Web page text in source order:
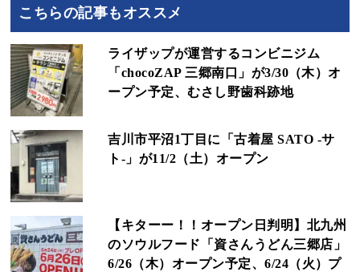
こちらの記事もオススメ
ライザップが運営するコンビニジム
「chocoZAP 三郷南口」が3/30（木）オ
ープン予定、むさし野歯科跡地
吉川市平沼1丁目に「古着屋 SATO -サ
ト-」が11/2（土）オープン
【キターー！！オープン日判明】北九州
のソウルフード「資さんうどん三郷店」
6/26（木）オープン予定、6/24（火）プ